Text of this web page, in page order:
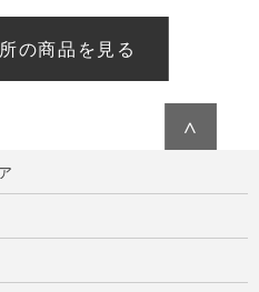
の商品を見る
∧